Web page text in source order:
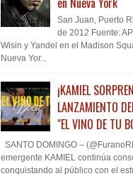
San Juan, Puerto
de 2012 Fuente:
Wisin y Yandel en el Madison
Nueva Yor...
¡KAMIEL
LANZAMIENTO
"EL VINO DE TU
SANTO DOMINGO –
emergente KAMIEL continúa
conquistando al público con el